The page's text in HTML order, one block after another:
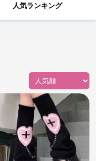
人気ランキング